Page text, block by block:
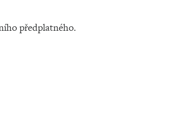
předplatného.